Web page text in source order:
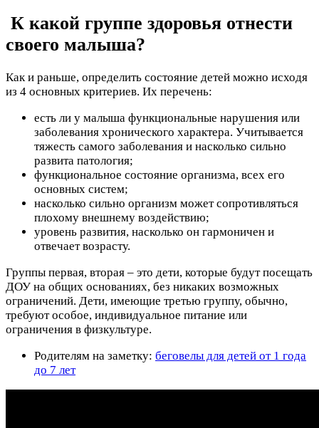
К какой группе здоровья отнести
своего малыша?
Как и раньше, определить состояние детей можно исходя
из 4 основных критериев. Их перечень:
есть ли у малыша функциональные нарушения или
заболевания хронического характера. Учитывается
тяжесть самого заболевания и насколько сильно
развита патология;
функциональное состояние организма, всех его
основных систем;
насколько сильно организм может сопротивляться
плохому внешнему воздействию;
уровень развития, насколько он гармоничен и
отвечает возрасту.
Группы первая, вторая – это дети, которые будут посещать
ДОУ на общих основаниях, без никаких возможных
ограничений. Дети, имеющие третью группу, обычно,
требуют особое, индивидуальное питание или
ограничения в физкультуре.
Родителям на заметку: беговелы для детей от 1 года
до 7 лет